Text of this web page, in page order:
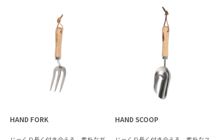
HAND FORK HAND SCOOP